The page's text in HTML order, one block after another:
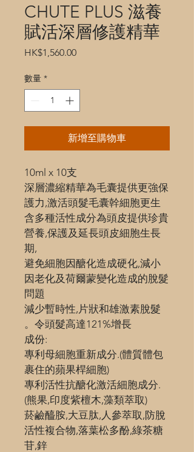
CHUTE PLUS 滋養
賦活深層修護精華
HK$1,560.00價
數量 *
新增至購物車
10ml x 10支
深層濃縮精華為毛囊提供更強保
護力,激活頭髮毛囊幹細胞更生
含多種活性成分為頭皮提供珍貴
營養,保護及延長頭皮細胞生長
期,
避免細胞因醣化造成硬化,減小
因老化及荷爾蒙變化造成的脫髮
問題
減少暫時性,片狀和雄激素脫髮
。令頭髮高達121%增長
成份:
專利母細胞重新成分.(體質體包
裹住的蘋果桿細胞)
專利活性抗醣化激活細胞成分.
(熊果,印度紫檀木,藻類萃取)
菸鹼醯胺,大豆肽,人參萃取,防脫
活性複合物,落葉松多酚,綠茶糖
苷,鋅